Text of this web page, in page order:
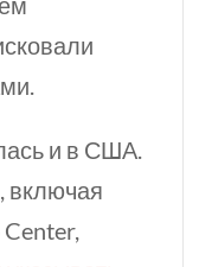
и в США.
включая